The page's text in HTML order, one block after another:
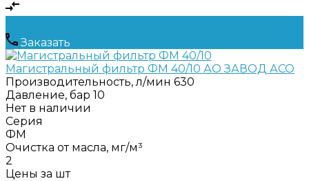
Заказать
Магистральный фильтр ФМ 40/10 АО ЗАВОД АСО
Производительность, л/мин 630
Давление, бар 10
Нет в наличии
Серия
ФМ
Очистка от масла, мг/м³
2
Цены за шт